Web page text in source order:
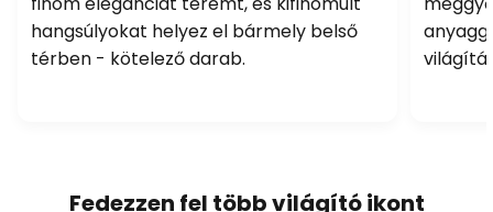
hangsúlyokat helyez el bármely belső
térben - kötelező darab.
Fedezzen fel több világító ikont